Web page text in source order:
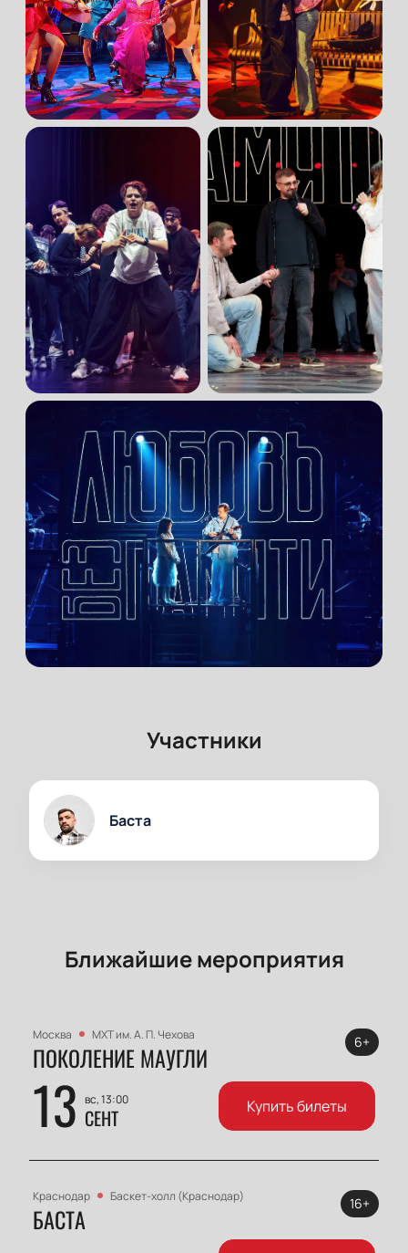
Участники
Баста
Ближайшие мероприятия
Москва МХТ им. А. П. Чехова
ПОКОЛЕНИЕ МАУГЛИ
13 вс, 13:00
СЕНТ
6+
Купить билеты
Краснодар Баскет-холл (Краснодар)
БАСТА
16+